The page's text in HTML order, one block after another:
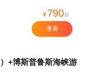
¥ 790起
查看
+博斯普鲁斯海峡游